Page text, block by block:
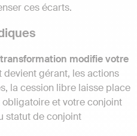
ces écarts.
transformation modifie votre
devient gérant, les actions
la cession libre laisse place
et votre conjoint
statut de conjoint